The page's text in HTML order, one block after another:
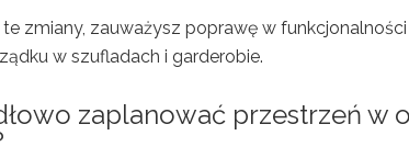
zmiany, zauważysz poprawę w
w szufladach i garderobie.
zaplanować przestrzeń w